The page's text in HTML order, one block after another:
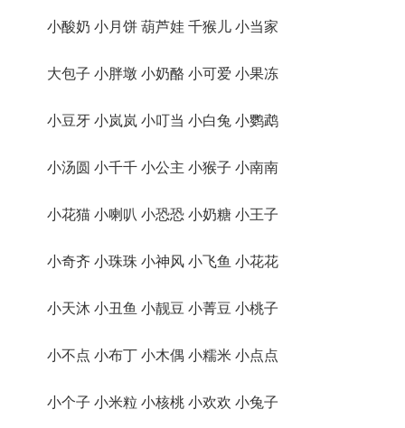
小酸奶 小月饼 葫芦娃 千猴儿 小当家
大包子 小胖墩 小奶酪 小可爱 小果冻
小豆牙 小岚岚 小叮当 小白兔 小鹦鹉
小汤圆 小千千 小公主 小猴子 小南南
小花猫 小喇叭 小恐恐 小奶糖 小王子
小奇齐 小珠珠 小神风 小飞鱼 小花花
小天沐 小丑鱼 小靓豆 小菁豆 小桃子
小不点 小布丁 小木偶 小糯米 小点点
小个子 小米粒 小核桃 小欢欢 小兔子